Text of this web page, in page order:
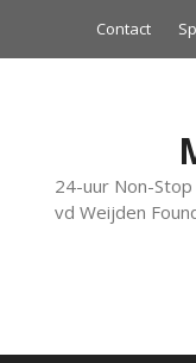
Contact
24-uur Non-
vd Weijden